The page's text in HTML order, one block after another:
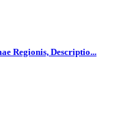
Regionis, Descriptio...